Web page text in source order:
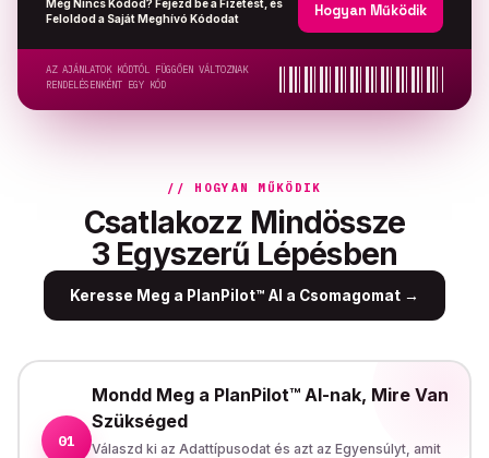
Még Nincs Kódod? Fejezd be a Fizetést, és
Feloldod a Saját Meghívó Kódodat
Hogyan Működik
AZ AJÁNLATOK KÓDTÓL FÜGGŐEN VÁLTOZNAK
RENDELÉSENKÉNT EGY KÓD
// HOGYAN MŰKÖDIK
Csatlakozz Mindössze
3 Egyszerű Lépésben
Keresse Meg a PlanPilot™ AI a Csomagomat →
01
Mondd Meg a PlanPilot™ AI-nak, Mire Van
Szükséged
Válaszd ki az Adattípusodat és azt az Egyensúlyt, amit